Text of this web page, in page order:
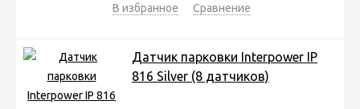
В избранное
Сравнение
Датчик парковки Interpower IP
816 Silver (8 датчиков)